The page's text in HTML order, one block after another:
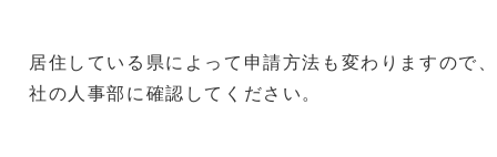
居住している県によって申請方法も変わりますので
社の人事部に確認してください。